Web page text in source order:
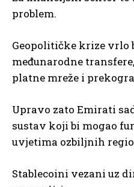
problem.
Geopolitičke krize vrlo
međunarodne
platne mreže i
Upravo zato Emirati
sustav koji bi mogao
uvjetima ozbiljnih
Stablecoini vezani uz